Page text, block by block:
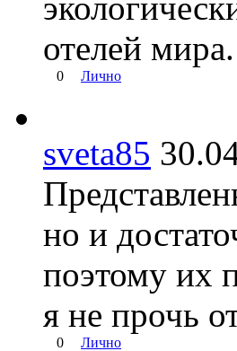
отелей мира.
0 Лично
sveta85
но и
поэтому их
я не прочь
0 Лично